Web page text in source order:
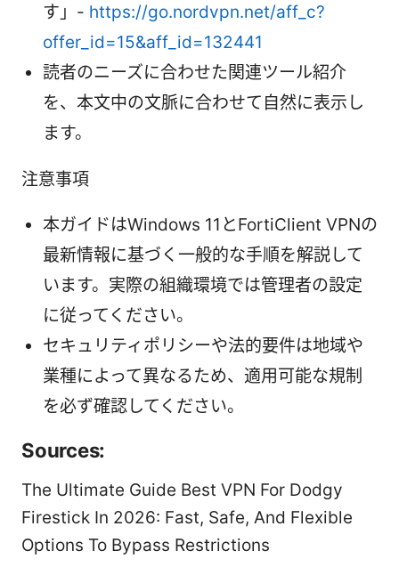
す」- https://go.nordvpn.net/aff_c?
offer_id=15&aff_id=132441
読者のニーズに合わせた関連ツール紹介
を、本文中の文脈に合わせて自然に表示し
ます。
注意事項
本ガイドはWindows 11とFortiClient VPNの
最新情報に基づく一般的な手順を解説して
います。実際の組織環境では管理者の設定
に従ってください。
セキュリティポリシーや法的要件は地域や
業種によって異なるため、適用可能な規制
を必ず確認してください。
Sources:
The Ultimate Guide Best VPN For Dodgy
Firestick In 2026: Fast, Safe, And Flexible
Options To Bypass Restrictions